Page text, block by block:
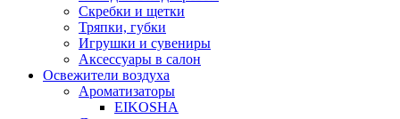
Скребки и щетки
Тряпки, губки
Игрушки и сувениры
Аксессуары в салон
Освежители воздуха
Ароматизаторы
EIKOSHA